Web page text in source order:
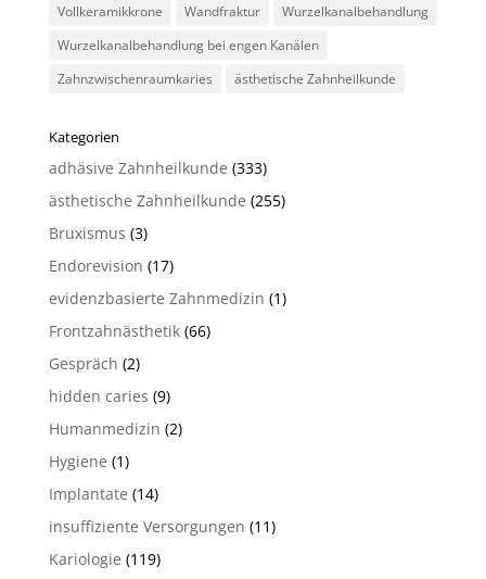
Vollkeramikkrone
Wandfraktur
Wurzelkanalbehandlung
Wurzelkanalbehandlung bei engen Kanälen
Zahnzwischenraumkaries
ästhetische Zahnheilkunde
Kategorien
adhäsive Zahnheilkunde (333)
ästhetische Zahnheilkunde (255)
Bruxismus (3)
Endorevision (17)
evidenzbasierte Zahnmedizin (1)
Frontzahnästhetik(66)
Gespräch (2)
hidden caries (9)
Humanmedizin (2)
Hygiene (1)
Implantate (14)
insuffiziente Versorgungen (11)
Kariologie (119)